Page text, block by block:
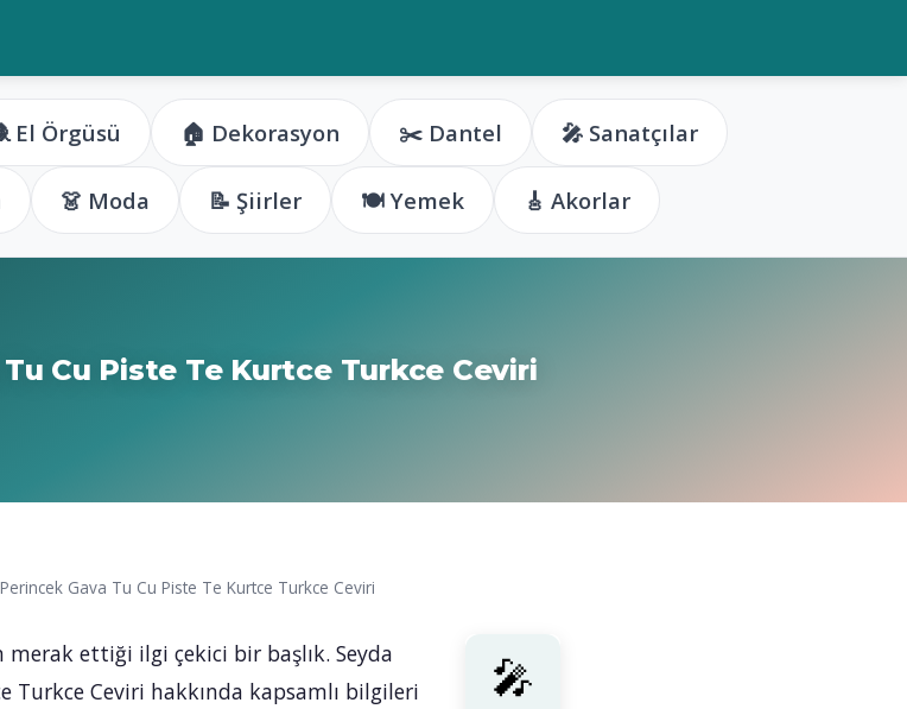
El Örgüsü 🏠 Dekorasyon ✂️ Dantel 🎤 Sanatçılar
👗 Moda 📝 Şiirler 🍽️ Yemek 🎸 Akorlar
Cu Piste Te Kurtce Turkce Ceviri
Gava Tu Cu Piste Te Kurtce Turkce Ceviri
ettiği ilgi çekici bir başlık. Seyda
Turkce Ceviri hakkında kapsamlı bilgileri